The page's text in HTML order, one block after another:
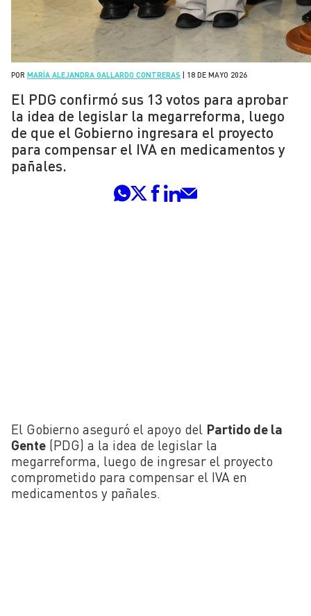
POR MARÍA ALEJANDRA GALLARDO CONTRERAS 18 DE MAYO 2026
El PDG confirmó sus 13 votos para aprobar
la idea de legislar la megarreforma, luego
de que el Gobierno ingresara el proyecto
para compensar el IVA en medicamentos y
pañales.
El Gobierno aseguró el apoyo del Partido de la
Gente (PDG) a la idea de legislar la
megarreforma, luego de ingresar el proyecto
comprometido para compensar el IVA en
medicamentos y pañales.